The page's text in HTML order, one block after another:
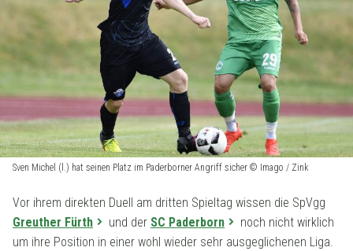
Sven Michel (l.) hat seinen Platz im Paderborner Angriff sicher © Imago / Zink
Vor ihrem direkten Duell am dritten Spieltag wissen die SpVgg
Greuther Fürth
und der SC Paderborn
noch nicht wirklich
um ihre Position in einer wohl wieder sehr ausgeglichenen Liga.